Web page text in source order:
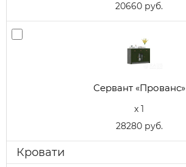
20660 руб.
Сервант «Прованс»
x 1
28280 руб.
Кровати